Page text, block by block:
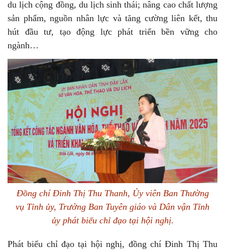
du lịch cộng đồng, du lịch sinh thái; nâng cao chất lượng
sản phẩm, nguồn nhân lực và tăng cường liên kết, thu
hút đầu tư, tạo động lực phát triển bền vững cho
ngành…
Đồng chí Đinh Thị Thu Thanh, Ủy viên Ban Thường
vụ Tỉnh ủy, Trưởng Ban Tuyên giáo và Dân vận Tỉnh
ủy phát biểu chỉ đạo tại hội nghị.
Phát biểu chỉ đạo tại hội nghị, đồng chí Đinh Thị Thu